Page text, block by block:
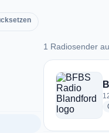
1 Radiosender
1 Radiosender